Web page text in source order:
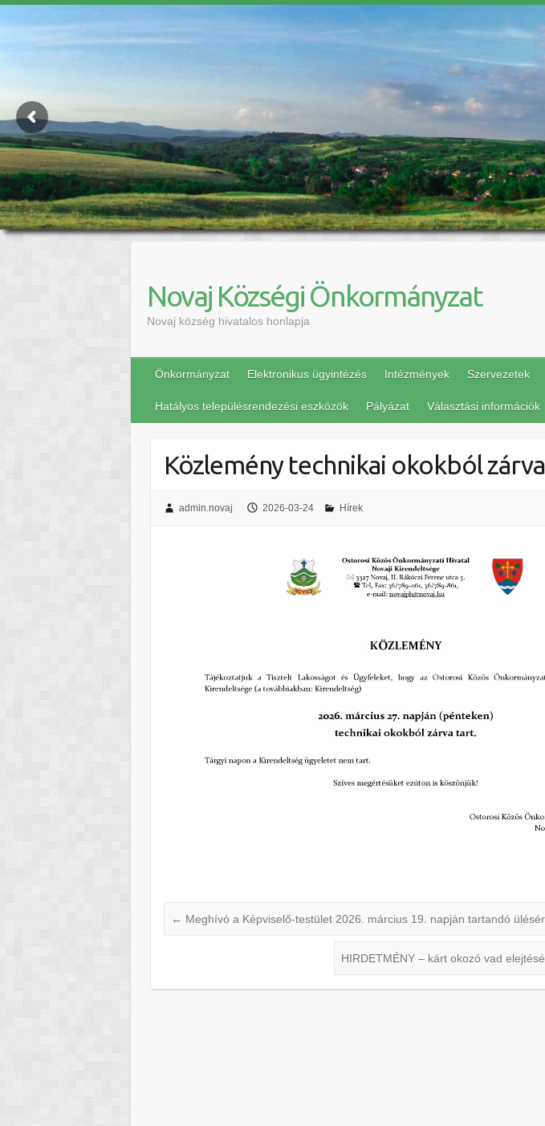
Novaj Községi Önkormányzat
Novaj község hivatalos honlapja
Önkormányzat Elektronikus ügyintézés Intézmények Szervezetek
Hatályos településrendezési eszközök Pályázat Választási információk
Közlemény technikai okokból zárva
admin.novaj 2026-03-24 Hírek
← Meghívó a Képviselő-testület 2026. március 19. napján tartandó
HIRDETMÉNY – kárt okozó vad